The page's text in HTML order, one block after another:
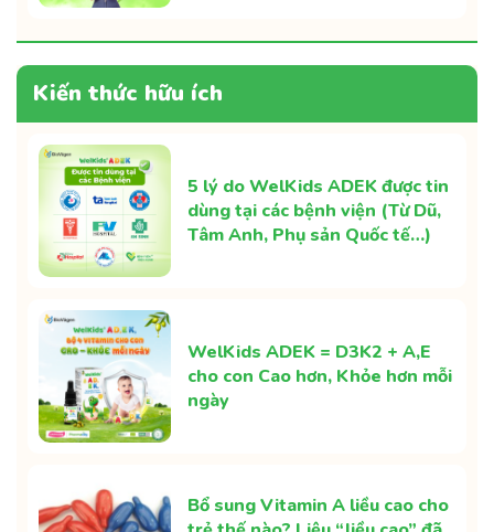
Kiến thức hữu ích
5 lý do WelKids ADEK được tin
dùng tại các bệnh viện (Từ Dũ,
Tâm Anh, Phụ sản Quốc tế…)
WelKids ADEK = D3K2 + A,E
cho con Cao hơn, Khỏe hơn mỗi
ngày
Bổ sung Vitamin A liều cao cho